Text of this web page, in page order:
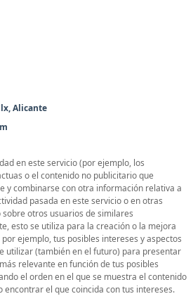
Alicante
en este servicio (por ejemplo, los
o el contenido no publicitario que
y combinarse con otra información relativa a
pasada en este servicio o en otras
otros usuarios de similares
esto se utiliza para la creación o la mejora
ejemplo, tus posibles intereses y aspectos
utilizar (también en el futuro) para presentar
relevante en función de tus posibles
el orden en el que se muestra el contenido
encontrar el que coincida con tus intereses.